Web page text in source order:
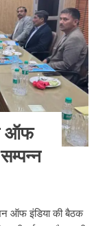
ऑफ
ऑफ इंडिया की बैठक